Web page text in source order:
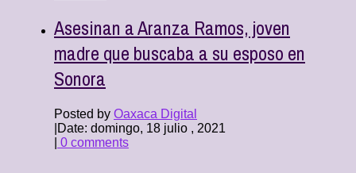
Asesinan a Aranza Ramos, joven
madre que buscaba a su esposo en
Sonora
Posted by Oaxaca Digital
Date: domingo, 18 julio , 2021
0 comments